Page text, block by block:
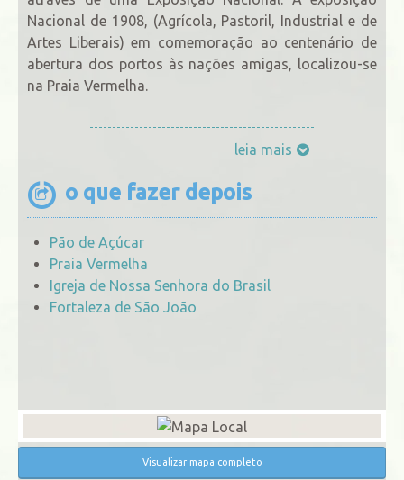
Nacional de 1908, (Agrícola, Pastoril, Industrial e de
Artes Liberais) em comemoração ao centenário de
abertura dos portos às nações amigas, localizou-se
na Praia Vermelha.
leia mais
o que fazer depois
Pão de Açúcar
Praia Vermelha
Igreja de Nossa Senhora do Brasil
Fortaleza de São João
Visualizar mapa completo